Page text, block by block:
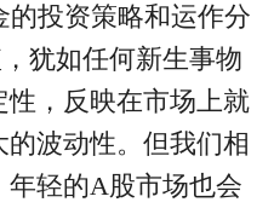
的投资策略和运作分
犹如任何新生事物
，反映在市场上就
波动性。但我们相
轻的A股市场也会